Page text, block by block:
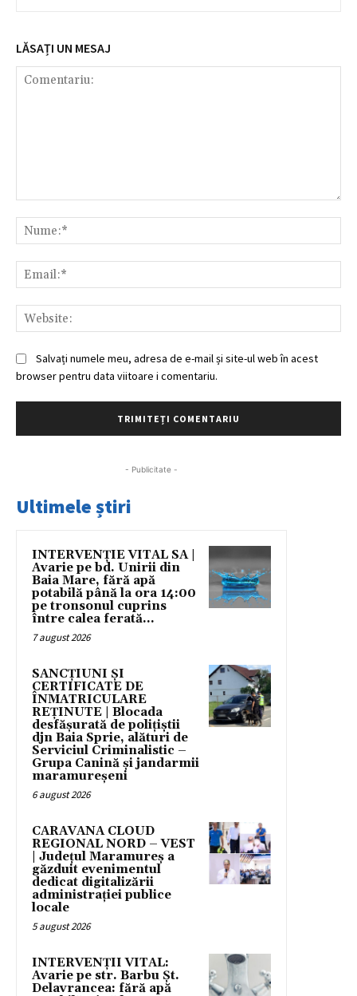
LĂSAȚI UN MESAJ
Salvați numele meu, adresa de e-mail și site-ul web în acest
browser pentru data viitoare i comentariu.
- Publicitate -
Ultimele știri
INTERVENȚIE VITAL SA |
Avarie pe bd. Unirii din
Baia Mare, fără apă
potabilă până la ora 14:00
pe tronsonul cuprins
între calea ferată...
7 august 2026
SANCȚIUNI ȘI
CERTIFICATE DE
ÎNMATRICULARE
REȚINUTE | Blocada
desfășurată de polițiștii
djn Baia Sprie, alături de
Serviciul Criminalistic –
Grupa Canină și jandarmii
maramureșeni
6 august 2026
CARAVANA CLOUD
REGIONAL NORD – VEST
| Județul Maramureș a
găzduit evenimentul
dedicat digitalizării
administrației publice
locale
5 august 2026
INTERVENȚII VITAL:
Avarie pe str. Barbu Șt.
Delavrancea: fără apă